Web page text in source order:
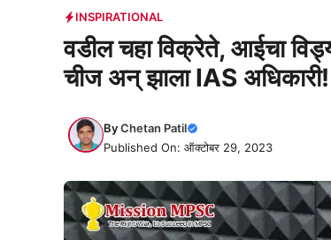
INSPIRATIONAL
वडील चहा विक्रेते, आईचा
चीज अन् झाला IAS अधिकारी!
ByChetan Patil
Published On: ऑक्टोबर 29, 2023